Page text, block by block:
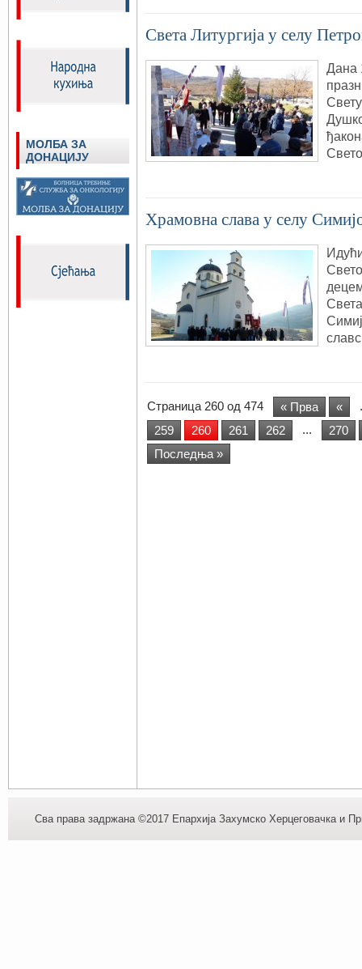
Светa Литургијa у селу
Дана
Храмовна слава у селу
Страница 260 од 474 « Прва «
259
260 261 262 ...
270
Последња »
МОЛБА ЗА
ДОНАЦИЈУ
Сва права задржана ©2017 Епархија Захумско Херцеговачка и